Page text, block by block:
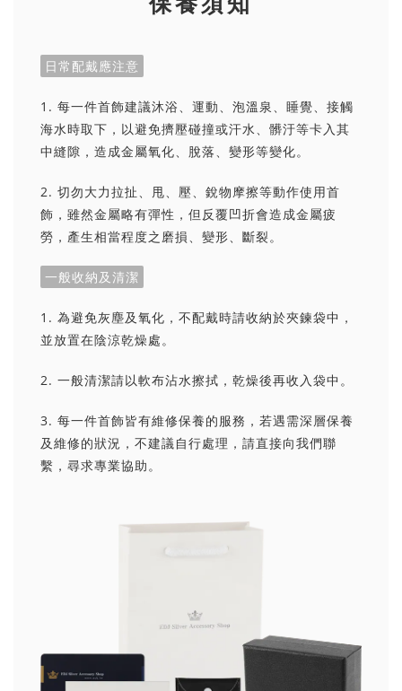
日常配戴應注意
1. 每一件首飾建議沐浴、運動、泡溫泉、睡覺、接觸
海水時取下，以避免擠壓碰撞或汗水、髒汙等卡入其
中縫隙，造成金屬氧化、脫落、變形等變化。
2. 切勿大力拉扯、甩、壓、銳物摩擦等動作使用首
飾，雖然金屬略有彈性，但反覆凹折會造成金屬疲
勞，產生相當程度之磨損、變形、斷裂。
一般收納及清潔
1. 為避免灰塵及氧化，不配戴時請收納於夾鍊袋中，
並放置在陰涼乾燥處。
2. 一般清潔請以軟布沾水擦拭，乾燥後再收入袋中。
3. 每一件首飾皆有維修保養的服務，若遇需深層保養
及維修的狀況，不建議自行處理，請直接向我們聯
繫，尋求專業協助。